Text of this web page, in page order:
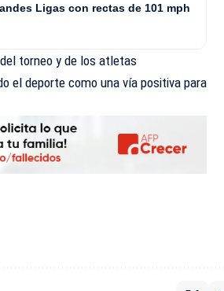
Ligas con rectas de 101 mph
torneo y de los atletas
el deporte como una vía positiva para